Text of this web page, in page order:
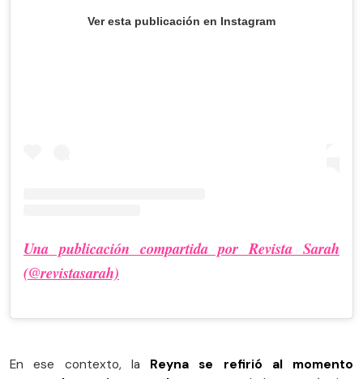
Ver esta publicación en Instagram
Una publicación compartida por Revista Sarah
(@revistasarah)
En ese contexto, la Reyna se refirió al momento